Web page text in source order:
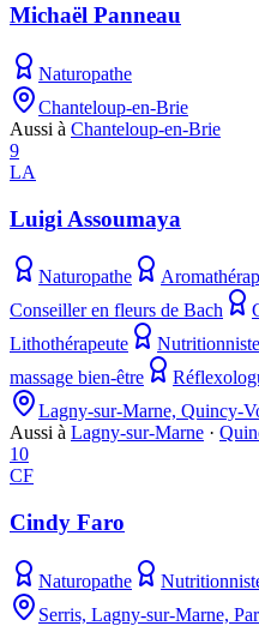
Michaël Panneau
Naturopathe
Chanteloup-en-Brie
Aussi à Chanteloup-en-Brie
9
LA
Luigi Assoumaya
Naturopathe
Conseiller en fleurs de Bach
Lithothérapeute
Nutritionniste
massage bien-être
Lagny-sur-Marne, Quincy-
Aussi à Lagny-sur-Marne ·
10
CF
Cindy Faro
Naturopathe
Serris, Lagny-sur-Marne,